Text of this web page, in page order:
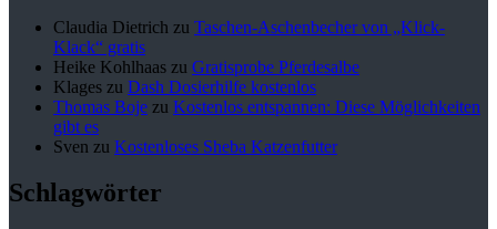
Claudia Dietrich zu Taschen-Aschenbecher von „Klick-
Klack“ gratis
Heike Kohlhaas zu Gratisprobe Pferdesalbe
Klages zu Dash Dosierhilfe kostenlos
Thomas Boje zu Kostenlos entspannen: Diese Möglichkeiten
gibt es
Sven zu Kostenloses Sheba Katzenfutter
Schlagwörter